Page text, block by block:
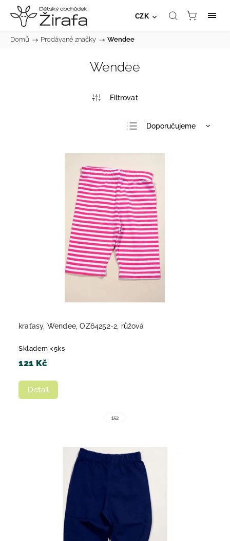
CZK
Domů / Prodávané značky / Wendee
Wendee
Doporučujeme
Nejprodávanější
Abecedně
kraťasy, Wendee, OZ64252-2, růžová
Skladem <5ks
121 Kč
Detail
152